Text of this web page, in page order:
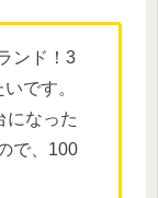
ンド！3
です。
になった
で、100